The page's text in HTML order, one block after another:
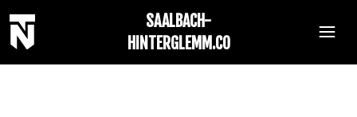
SAALBACH-
HINTERGLEMM.CO